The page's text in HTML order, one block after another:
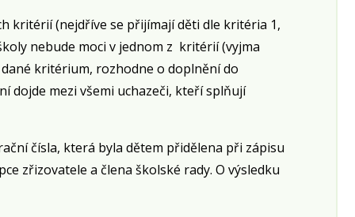
kritérií (nejdříve se přijímají děti dle kritéria 1,
nebude moci v jednom z kritérií (vyjma
kritérium, rozhodne o doplnění do
dojde mezi všemi uchazeči, kteří splňují
čísla, která byla dětem přidělena při zápisu
zřizovatele a člena školské rady. O výsledku